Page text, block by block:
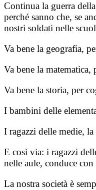
Continua la guerra
perché sanno che, se
nostri soldati nelle
Va bene la geografia,
Va bene la
Va bene la storia, per
I bambini delle
I ragazzi delle medie,
E così via: i ragazzi
nelle aule, conduce
La nostra società è